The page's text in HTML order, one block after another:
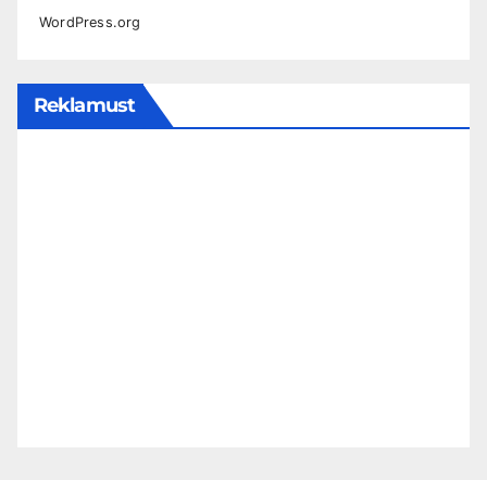
WordPress.org
Reklamust